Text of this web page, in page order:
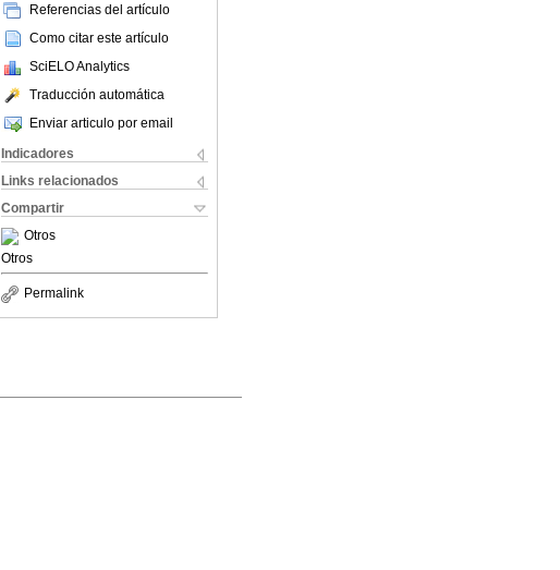
Referencias del artículo
Como citar este artículo
SciELO Analytics
Traducción automática
Enviar articulo por email
Indicadores
Links relacionados
Compartir
Otros
Otros
Permalink